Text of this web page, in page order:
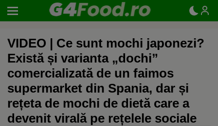
VIDEO | Ce sunt mochi japonezi?
Există și varianta „dochi”
comercializată de un faimos
supermarket din Spania, dar și
rețeta de mochi de dietă care a
devenit virală pe rețelele sociale